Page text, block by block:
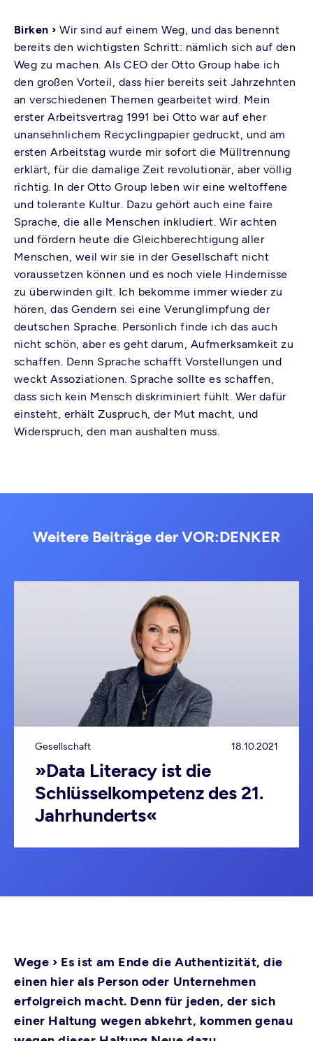
Birken › Wir sind auf einem Weg, und das benennt
bereits den wichtigsten Schritt: nämlich sich auf den
Weg zu machen. Als CEO der Otto Group habe ich
den großen Vorteil, dass hier bereits seit Jahrzehnten
an verschiedenen Themen gearbeitet wird. Mein
erster Arbeitsvertrag 1991 bei Otto war auf eher
unansehnlichem Recyclingpapier gedruckt, und am
ersten Arbeitstag wurde mir sofort die Mülltrennung
erklärt, für die damalige Zeit revolutionär, aber völlig
richtig. In der Otto Group leben wir eine weltoffene
und tolerante Kultur. Dazu gehört auch eine faire
Sprache, die alle Menschen inkludiert. Wir achten
und fördern heute die Gleichberechtigung aller
Menschen, weil wir sie in der Gesellschaft nicht
voraussetzen können und es noch viele Hindernisse
zu überwinden gilt. Ich bekomme immer wieder zu
hören, das Gendern sei eine Verunglimpfung der
deutschen Sprache. Persönlich finde ich das auch
nicht schön, aber es geht darum, Aufmerksamkeit zu
schaffen. Denn Sprache schafft Vorstellungen und
weckt Assoziationen. Sprache sollte es schaffen,
dass sich kein Mensch diskriminiert fühlt. Wer dafür
einsteht, erhält Zuspruch, der Mut macht, und
Widerspruch, den man aushalten muss.
Weitere Beiträge der VOR:DENKER
Gesellschaft 18.10.2021
»Data Literacy ist die
Schlüssel­kompetenz des 21.
Jahr­hunderts«
Wege › Es ist am Ende die Authentizität, die
einen hier als Person oder Unternehmen
erfolgreich macht. Denn für jeden, der sich
einer Haltung wegen abkehrt, kommen genau